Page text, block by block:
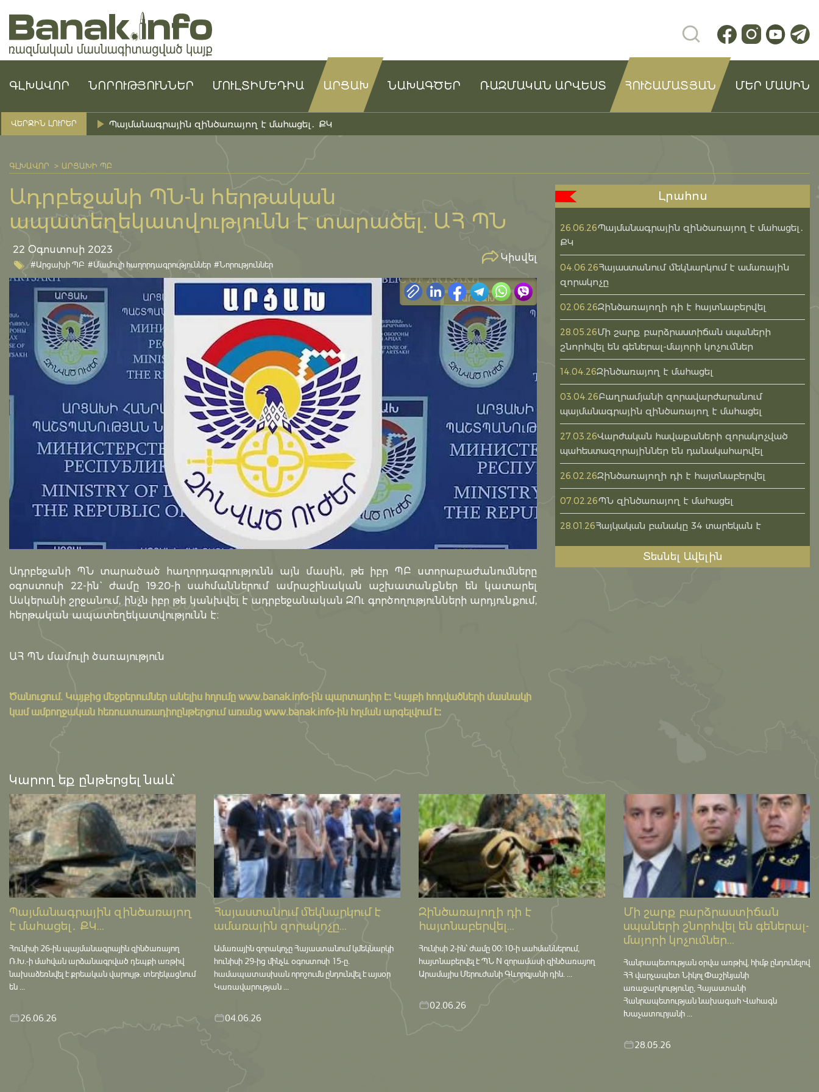
ԳԼԽԱՎՈՐ ՆՈՐՈՒԹՅՈՒՆՆԵՐ ՄՈՒԼՏԻՄԵԴԻԱ ԱՐՑԱԽ ՆԱԽԱԳԾԵՐ ՌԱԶՄԱԿԱՆ ԱՐՎԵՍՏ ՀՈՒՇԱՄԱՏՅԱՆ ՄԵՐ ՄԱՍԻՆ
ՎԵՐՋԻՆ ԼՈՒՐԵՐ Պայմանագրային զինծառայող է մահացել․ ՔԿ
ԳԼԽԱՎՈՐ ԱՐՑԱԽԻ ՊԲ
Ադրբեջանի ՊՆ-ն հերթական
ապատեղեկատվությունն է տարածել. ԱՀ ՊՆ
22 Օգոստոսի 2023
#Արցախի ՊԲ #Մամուլի հաղորդագրություններ #Նորություններ
Կիսվել
Ադրբեջանի ՊՆ տարածած հաղորդագրությունն այն մասին, թե իբր ՊԲ ստորաբաժանումները
օգոստոսի 22-ին` ժամը 19:20-ի սահմաններում ամրաշինական աշխատանքներ են կատարել
Ասկերանի շրջանում, ինչն իբր թե կանխվել է ադրբեջանական ԶՈւ գործողությունների արդյունքում,
հերթական ապատեղեկատվությունն է։
ԱՀ ՊՆ մամուլի ծառայություն
Ծանուցում․ Կայքից մեջբերումներ անելիս հղումըwww.banak.info-ին պարտադիր է: Կայքի հոդվածների մասնակի
կամ ամբողջական հեռուստառադիոընթերցում առանց www.banak.info-ին հղման արգելվում է:
Լրահոս
26.06.26Պայմանագրային զինծառայող է մահացել․
ՔԿ
04.06.26Հայաստանում մեկնարկում է ամառային
զորակոչը
02.06.26Զինծառայողի դի է հայտնաբերվել
28.05.26Մի շարք բարձրաստիճան սպաների
շնորհվել են գեներալ-մայորի կոչումներ
14.04.26Զինծառայող է մահացել
03.04.26Բաղրամյանի զորավարժարանում
պայմանագրային զինծառայող է մահացել
27.03.26Վարժական հավաքաների զորակոչված
պահեստազորայիններ են դանակահարվել
26.02.26Զինծառայողի դի է հայտնաբերվել
07.02.26ՊՆ զինծառայող է մահացել
28.01.26Հայկական բանակը 34 տարեկան է
Տեսնել Ավելին
Կարող եք ընթերցել նաև՝
Պայմանագրային զինծառայող
է մահացել․ ՔԿ...
Հունիսի 26-ին պայմանագրային զինծառայող
Ռ.Խ.-ի մահվան արձանագրված դեպքի առթիվ
նախաձեռնվել է քրեական վարույթ․ տեղեկացնում
են ...
26.06.26
Հայաստանում մեկնարկում է
ամառային զորակոչը...
Ամառային զորակոչը Հայաստանում կմեկնարկի
հունիսի 29-ից մինչև օգոստոսի 15-ը․
համապատասխան որոշումն ընդունվել է այսօր
Կառավարության ...
04.06.26
Զինծառայողի դի է
հայտնաբերվել...
Հունիսի 2-ին՝ ժամը 00:10-ի սահմաններում,
հայտնաբերվել է ՊՆ N զորամասի զինծառայող
Արամայիս Մերուժանի Գևորգյանի դին. ...
02.06.26
Մի շարք բարձրաստիճան
սպաների շնորհվել են գեներալ-
մայորի կոչումներ...
Հանրապետության օրվա առթիվ, հիմք ընդունելով
ՀՀ վարչապետ Նիկոլ Փաշինյանի
առաջարկությունը, Հայաստանի
Հանրապետության նախագահ Վահագն
Խաչատուրյանի ...
28.05.26